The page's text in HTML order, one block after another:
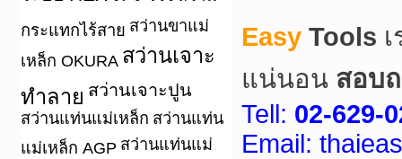
กระแทกไร้สาย สว่านขาแม่
เหล็ก OKURA สว่านเจาะ
ทำลาย สว่านเจาะปูน
สว่านแท่นแม่เหล็ก สว่านแท่น
แม่เหล็ก AGP สว่านแท่นแม่
Easy Tools
แน่นอน สอบ
Tell: 02-629-
Email: